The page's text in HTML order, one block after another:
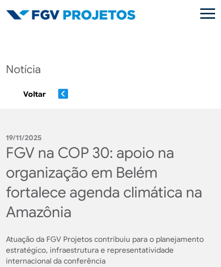
Notícia
Voltar
19/11/2025
FGV na COP 30: apoio na
organização em Belém
fortalece agenda climática na
Amazônia
Atuação da FGV Projetos contribuiu para o planejamento
estratégico, infraestrutura e representatividade
internacional da conferência